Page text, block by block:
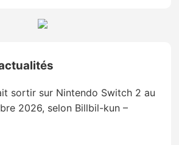
sortir sur Nintendo Switch 2 au
2026, selon Billbil-kun –